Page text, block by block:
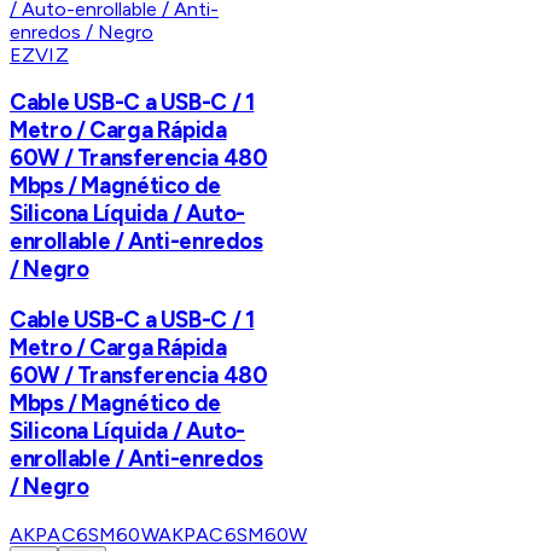
EZVIZ
Cable USB-C a USB-C / 1
Metro / Carga Rápida
60W / Transferencia 480
Mbps / Magnético de
Silicona Líquida / Auto-
enrollable / Anti-enredos
/ Negro
Cable USB-C a USB-C / 1
Metro / Carga Rápida
60W / Transferencia 480
Mbps / Magnético de
Silicona Líquida / Auto-
enrollable / Anti-enredos
/ Negro
AKPAC6SM60WAKPAC6SM60W